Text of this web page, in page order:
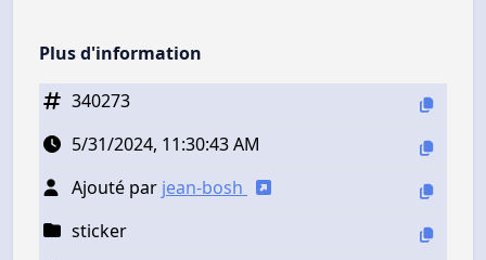
Plus d'information
340273
5/31/2024, 11:30:43 AM
Ajouté par jean-bosh
sticker